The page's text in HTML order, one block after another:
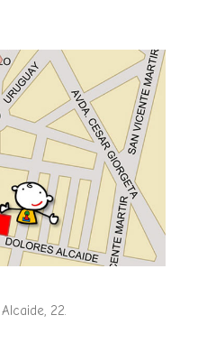
22.